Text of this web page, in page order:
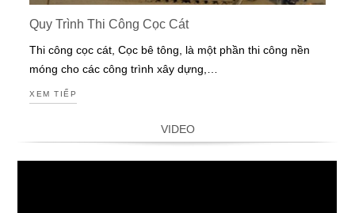
Quy Trình Thi Công Cọc Cát
Thi công cọc cát, Cọc bê tông, là một phần thi công nền
móng cho các công trình xây dựng,…
XEM TIẾP
VIDEO